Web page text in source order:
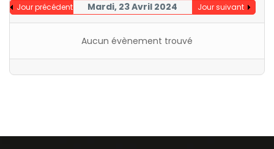
Jour précédent Mardi, 23 Avril 2024 Jour suivant
Aucun évènement trouvé